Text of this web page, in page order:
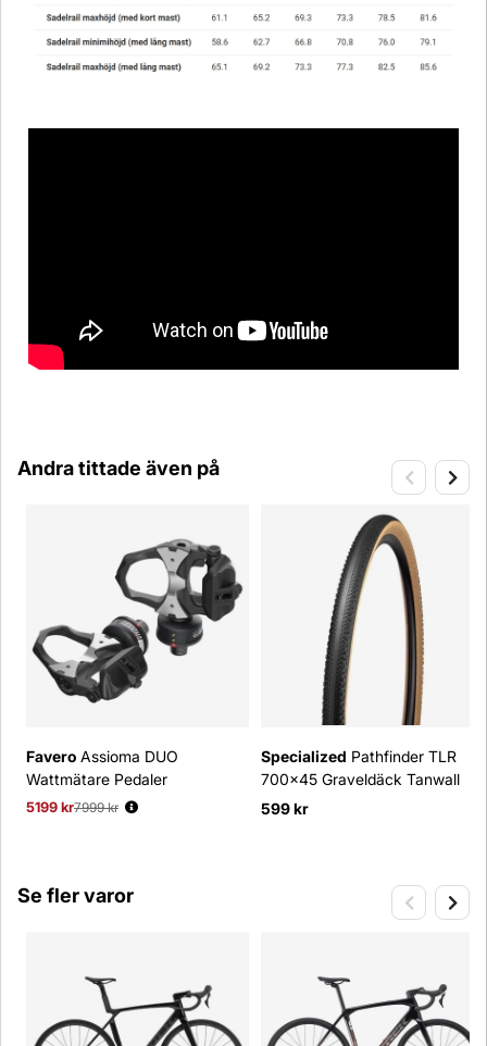
Andra tittade även på
Favero Assioma DUO
Wattmätare Pedaler
5199 kr
Ordinarie pris:
7999 kr
Specialized Pathfinder TLR
700x45 Graveldäck Tanwall
599 kr
Se fler varor